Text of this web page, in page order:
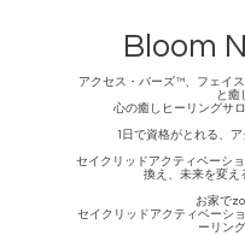
Bloom
アクセス・バーズ™、フェイ
と癒
心の癒しヒーリングサ
1日で資格がとれる、
セイクリッドアクティベーシ
換え、未来を変え
お家で
セイクリッドアクティベーシ
ーリン